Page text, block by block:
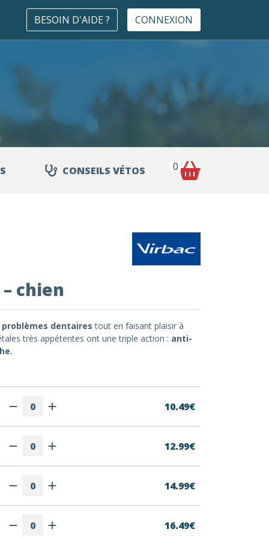
BESOIN D'AIDE ? CONNEXION
CONSEILS VÉTOS 0
chien
problèmes dentaires tout en faisant plaisir à
très appétentes ont une triple action : anti-
10.49€
12.99€
14.99€
16.49€